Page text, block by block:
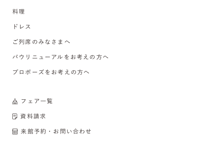
料理
ドレス
ご列席のみなさまへ
バウリニューアルをお考えの方へ
プロポーズをお考えの方へ
フェア一覧
資料請求
来館予約・お問い合わせ